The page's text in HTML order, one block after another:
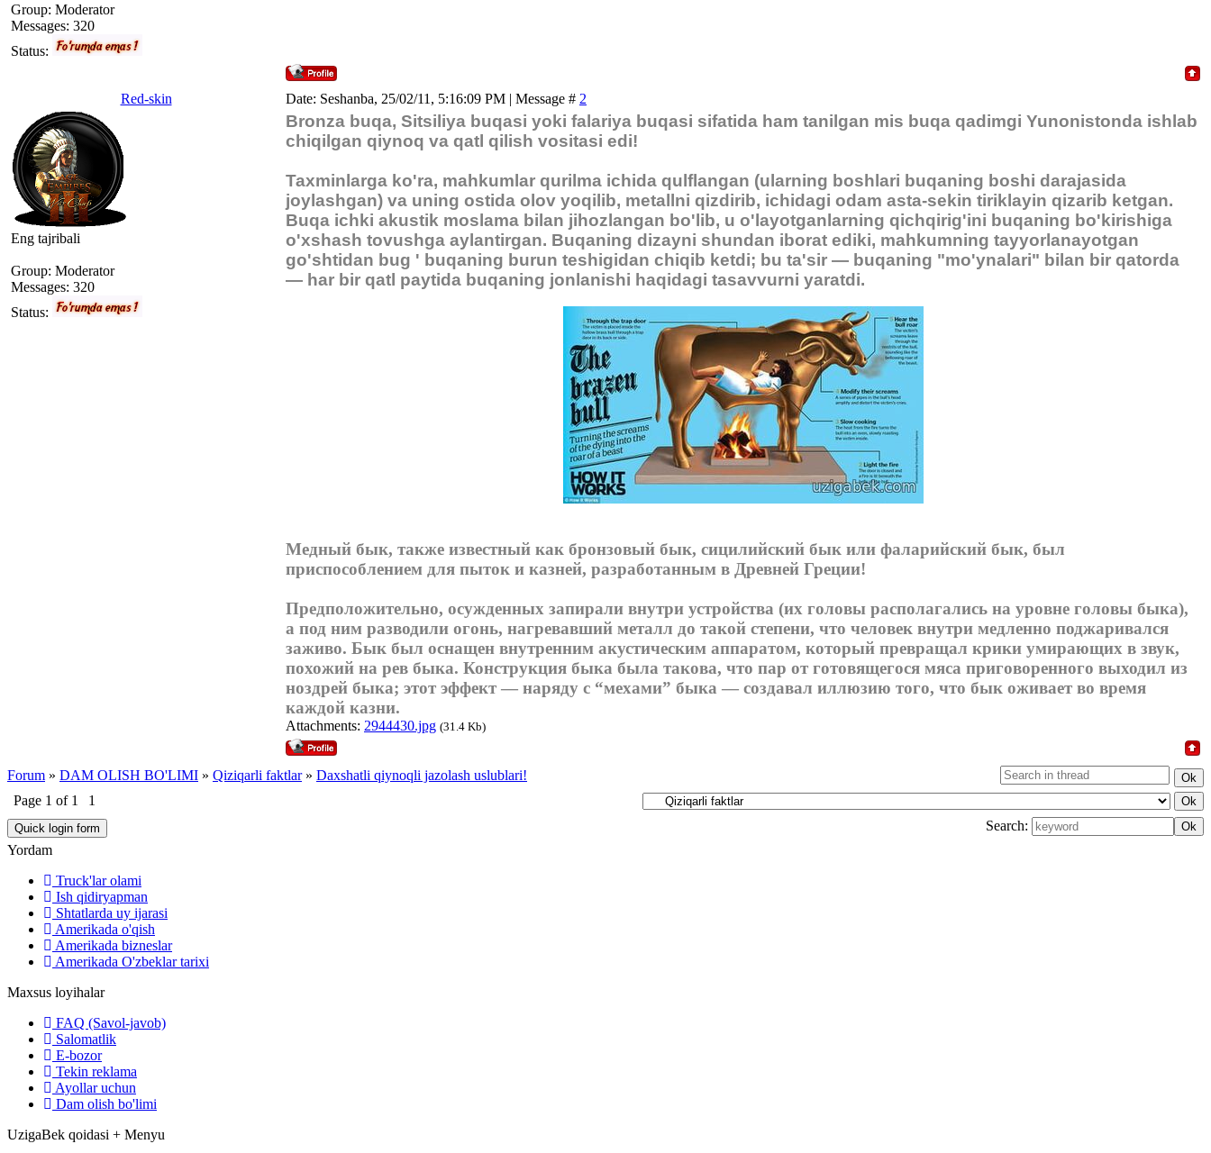
Group: Мoderator
Messages: 320
Status:
Red-skin Date: Seshanba, 25/02/11, 5:16:09 PM | Message # 2
Eng tajribali
Group: Мoderator
Messages: 320
Status:
Bronza buqa, Sitsiliya buqasi yoki falariya buqasi sifatida ham tanilgan mis buqa qadimgi Yunonistonda ishlab
chiqilgan qiynoq va qatl qilish vositasi edi!
Taxminlarga ko'ra, mahkumlar qurilma ichida qulflangan (ularning boshlari buqaning boshi darajasida
joylashgan) va uning ostida olov yoqilib, metallni qizdirib, ichidagi odam asta-sekin tiriklayin qizarib ketgan.
Buqa ichki akustik moslama bilan jihozlangan bo'lib, u o'layotganlarning qichqirig'ini buqaning bo'kirishiga
o'xshash tovushga aylantirgan. Buqaning dizayni shundan iborat ediki, mahkumning tayyorlanayotgan
go'shtidan bug ' buqaning burun teshigidan chiqib ketdi; bu ta'sir — buqaning "mo'ynalari" bilan bir qatorda
— har bir qatl paytida buqaning jonlanishi haqidagi tasavvurni yaratdi.
Медный бык, также известный как бронзовый бык, сицилийский бык или фаларийский бык, был
приспособлением для пыток и казней, разработанным в Древней Греции!
Предположительно, осужденных запирали внутри устройства (их головы располагались на уровне головы быка),
а под ним разводили огонь, нагревавший металл до такой степени, что человек внутри медленно поджаривался
заживо. Бык был оснащен внутренним акустическим аппаратом, который превращал крики умирающих в звук,
похожий на рев быка. Конструкция быка была такова, что пар от готовящегося мяса приговоренного выходил из
ноздрей быка; этот эффект — наряду с “мехами” быка — создавал иллюзию того, что бык оживает во время
каждой казни.
Attachments: 2944430.jpg (31.4 Kb)
Forum » DAM OLISH BO'LIMI » Qiziqarli faktlar » Daxshatli qiynoqli jazolash uslublari!
Page 1 of 1
1
Search:
Yordam
Truck'lar olami
Ish qidiryapman
Shtatlarda uy ijarasi
Amerikada o'qish
Amerikada bizneslar
Amerikada O'zbeklar tarixi
Maxsus loyihalar
FAQ (Savol-javob)
Salomatlik
E-bozor
Tekin reklama
Ayollar uchun
Dam olish bo'limi
UzigaBek qoidasi + Menyu